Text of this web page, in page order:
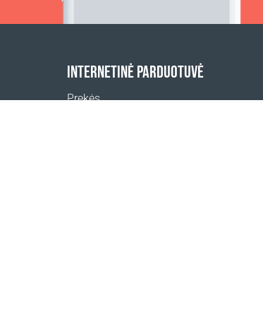
INTERNETINĖ PARDUOTUVĖ
Prekės